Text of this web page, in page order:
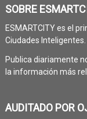
SOBRE
ESMARTCITY es el
Ciudades Inteligentes.
Publica diariamente
la información más
AUDITADO POR